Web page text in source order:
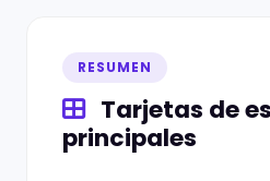
RESUMEN
Tarjetas de
principales